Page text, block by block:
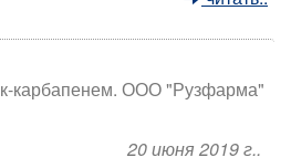
карбапенем. ООО "Рузфарма"
20 июня 2019 г..